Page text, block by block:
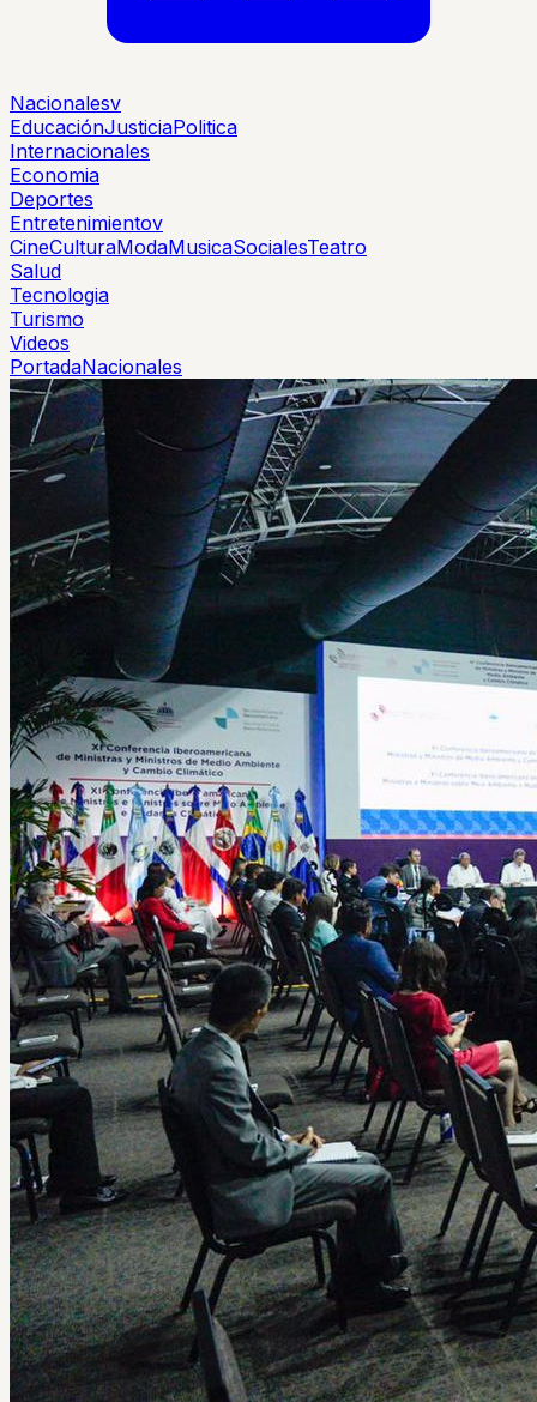
Nacionalesv
EducaciónJusticiaPolitica
Internacionales
Economia
Deportes
Entretenimientov
CineCulturaModaMusicaSocialesTeatro
Salud
Tecnologia
Turismo
Videos
PortadaNacionales